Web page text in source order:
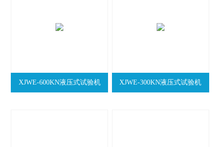
XJWE-600KN液压式试验机 XJWE-300KN液压式试验机